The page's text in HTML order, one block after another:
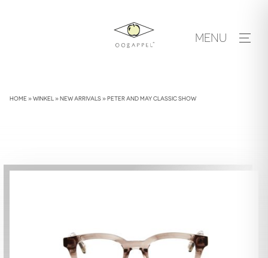
MENU
HOME»WINKEL »NEW ARRIVALS»PETER AND MAY CLASSIC SHOW